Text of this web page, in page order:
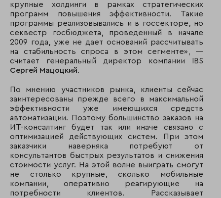
крупные холдинги в рамках стратегических
программ повышения эффективности. Такие
программы реализовывались и в госсекторе, но
секвестр госбюджета, проведенный в начале
2009 года, уже не дает оснований рассчитывать
на стабильность спроса в этом сегменте», —
считает генеральный директор компании IBS
Сергей Мацоцкий.
По мнению участников рынка, клиенты сейчас
заинтересованы прежде всего в максимальной
эффективности уже имеющихся средств
автоматизации. Поэтому большинство заказов на
ИТ-консалтинг будет так или иначе связано с
оптимизацией действующих систем. При этом
заказчики наверняка потребуют от
консультантов быстрых результатов и снижения
стоимости услуг. На этой волне выиграть смогут
не столько крупные, сколько мобильные
компании, оперативно реагирующие на
потребности клиентов. Рассказывает